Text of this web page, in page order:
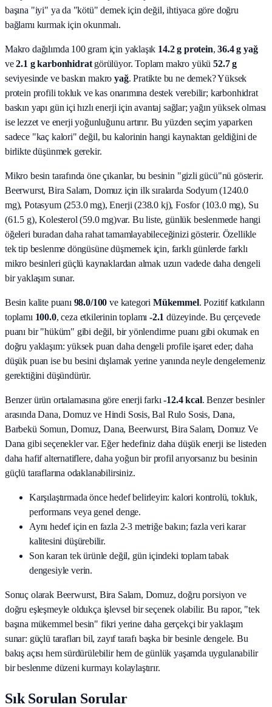
başına "iyi" ya da "kötü" demek için değil, ihtiyaca göre doğru
bağlamı kurmak için okunmalı.
Makro dağılımda 100 gram için yaklaşık 14.2g protein, 36.4g yağ
ve2.1 g karbonhidratgörülüyor. Toplam makro yükü52.7g
seviyesinde ve baskın makro yağ. Pratikte bu ne demek? Yüksek
protein profili tokluk ve kas onarımına destek verebilir; karbonhidrat
baskın yapı gün içi hızlı enerji için avantaj sağlar; yağın yüksek olması
ise lezzet ve enerji yoğunluğunu artırır. Bu yüzden seçim yaparken
sadece "kaç kalori" değil, bu kalorinin hangi kaynaktan geldiğini de
birlikte düşünmek gerekir.
Mikro besin tarafında öne çıkanlar, bu besinin "gizli gücü"nü gösterir.
Beerwurst, Bira Salam, Domuz için ilk sıralarda Sodyum (1240.0
mg), Potasyum (253.0 mg), Enerji (238.0 kj), Fosfor (103.0 mg), Su
(61.5 g), Kolesterol (59.0 mg)var. Bu liste, günlük beslenmede hangi
öğeleri buradan daha rahat tamamlayabileceğinizi gösterir. Özellikle
tek tip beslenme döngüsüne düşmemek için, farklı günlerde farklı
mikro besinleri güçlü kaynaklardan almak uzun vadede daha dengeli
bir yaklaşım sunar.
Besin kalite puanı 98.0/100 ve kategori Mükemmel. Pozitif katkıların
toplamı 100.0, ceza etkilerinin toplamı -2.1 düzeyinde. Bu çerçevede
puanı bir "hüküm" gibi değil, bir yönlendirme puanı gibi okumak en
doğru yaklaşım: yüksek puan daha dengeli profile işaret eder; daha
düşük puan ise bu besini dışlamak yerine yanında neyle dengelemeniz
gerektiğini düşündürür.
Benzer ürün ortalamasına göre enerji farkı -12.4 kcal. Benzer besinler
arasındaDana, Domuz ve Hindi Sosis, Bal Rulo Sosis, Dana,
Barbekü Somun, Domuz, Dana, Beerwurst, Bira Salam, Domuz Ve
Dana gibi seçenekler var. Eğer hedefiniz daha düşük enerji ise listeden
daha hafif alternatiflere, daha yoğun bir profil arıyorsanız bu besinin
güçlü taraflarına odaklanabilirsiniz.
Karşılaştırmada önce hedef belirleyin: kalori kontrolü, tokluk,
performans veya genel denge.
Aynı hedef için en fazla 2-3 metriğe bakın; fazla veri karar
kalitesini düşürebilir.
Son kararı tek ürünle değil, gün içindeki toplam tabak
dengesiyle verin.
Sonuç olarak Beerwurst, Bira Salam, Domuz, doğru porsiyon ve
doğru eşleşmeyle oldukça işlevsel bir seçenek olabilir. Bu rapor, "tek
başına mükemmel besin" fikri yerine daha gerçekçi bir yaklaşım
sunar: güçlü tarafları bil, zayıf tarafı başka bir besinle dengele. Bu
bakış açısı hem sürdürülebilir hem de günlük yaşamda uygulanabilir
bir beslenme düzeni kurmayı kolaylaştırır.
Sık Sorulan Sorular